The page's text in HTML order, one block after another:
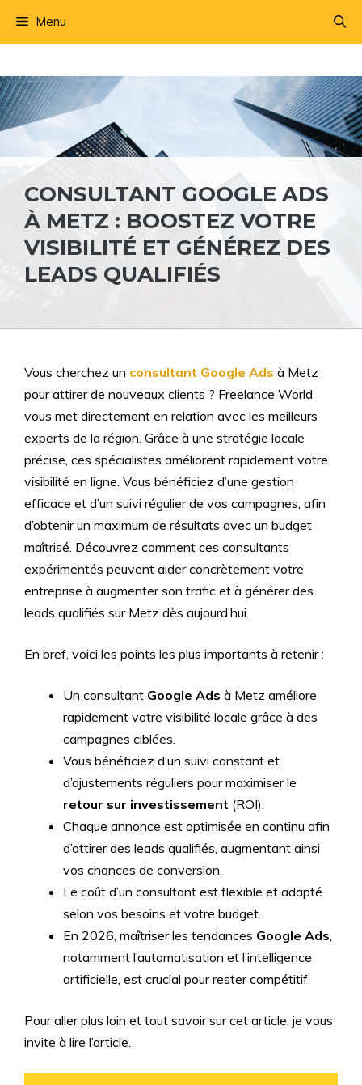
Menu
CONSULTANT GOOGLE ADS
À METZ : BOOSTEZ VOTRE
VISIBILITÉ ET GÉNÉREZ DES
LEADS QUALIFIÉS
Vous cherchez un consultant Google Ads à Metz
pour attirer de nouveaux clients ? Freelance World
vous met directement en relation avec les meilleurs
experts de la région. Grâce à une stratégie locale
précise, ces spécialistes améliorent rapidement votre
visibilité en ligne. Vous bénéficiez d’une gestion
efficace et d’un suivi régulier de vos campagnes, afin
d’obtenir un maximum de résultats avec un budget
maîtrisé. Découvrez comment ces consultants
expérimentés peuvent aider concrètement votre
entreprise à augmenter son trafic et à générer des
leads qualifiés sur Metz dès aujourd’hui.
En bref, voici les points les plus importants à retenir :
Un consultant Google Ads à Metz améliore
rapidement votre visibilité locale grâce à des
campagnes ciblées.
Vous bénéficiez d’un suivi constant et
d’ajustements réguliers pour maximiser le
retour sur investissement (ROI).
Chaque annonce est optimisée en continu afin
d’attirer des leads qualifiés, augmentant ainsi
vos chances de conversion.
Le coût d’un consultant est flexible et adapté
selon vos besoins et votre budget.
En 2026, maîtriser les tendances Google Ads,
notamment l’automatisation et l’intelligence
artificielle, est crucial pour rester compétitif.
Pour aller plus loin et tout savoir sur cet article, je vous
invite à lire l’article.